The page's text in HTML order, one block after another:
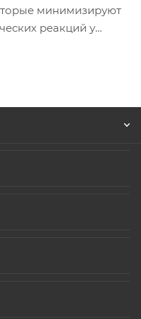
минимизируют
реакций у
как золото или
хотя даже